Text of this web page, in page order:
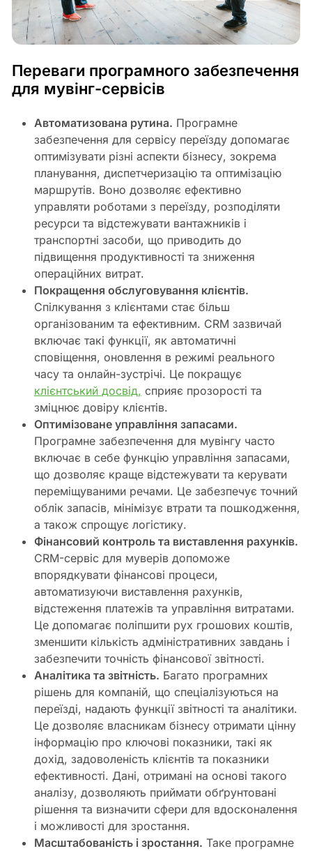
Переваги програмного забезпечення
для мувінг-сервісів
Автоматизована рутина. Програмне
забезпечення для сервісу переїзду допомагає
оптимізувати різні аспекти бізнесу, зокрема
планування, диспетчеризацію та оптимізацію
маршрутів. Воно дозволяє ефективно
управляти роботами з переїзду, розподіляти
ресурси та відстежувати вантажників і
транспортні засоби, що приводить до
підвищення продуктивності та зниження
операційних витрат.
Покращення обслуговування клієнтів.
Спілкування з клієнтами стає більш
організованим та ефективним. CRM зазвичай
включає такі функції, як автоматичні
сповіщення, оновлення в режимі реального
часу та онлайн-зустрічі. Це покращує
клієнтський досвід, сприяє прозорості та
зміцнює довіру клієнтів.
Оптимізоване управління запасами.
Програмне забезпечення для мувінгу часто
включає в себе функцію управління запасами,
що дозволяє краще відстежувати та керувати
переміщуваними речами. Це забезпечує точний
облік запасів, мінімізує втрати та пошкодження,
а також спрощує логістику.
Фінансовий контроль та виставлення рахунків.
СRM-сервіс для муверів допоможе
впорядкувати фінансові процеси,
автоматизуючи виставлення рахунків,
відстеження платежів та управління витратами.
Це допомагає поліпшити рух грошових коштів,
зменшити кількість адміністративних завдань і
забезпечити точність фінансової звітності.
Аналітика та звітність. Багато програмних
рішень для компаній, що спеціалізуються на
переїзді, надають функції звітності та аналітики.
Це дозволяє власникам бізнесу отримати цінну
інформацію про ключові показники, такі як
дохід, задоволеність клієнтів та показники
ефективності. Дані, отримані на основі такого
аналізу, дозволяють приймати обґрунтовані
рішення та визначити сфери для вдосконалення
і можливості для зростання.
Масштабованість і зростання. Таке програмне